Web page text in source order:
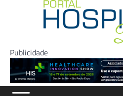
Publicidade